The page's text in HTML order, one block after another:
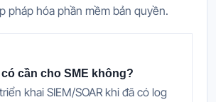
pháp hóa phần mềm bản quyền.
có cần cho SME không?
khai SIEM/SOAR khi đã có log